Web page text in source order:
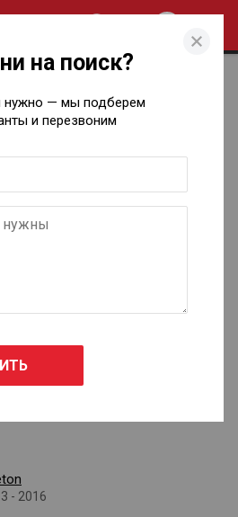
автомобилей
седан
- 2016
на поиск?
нужно — мы подберем
и перезвоним